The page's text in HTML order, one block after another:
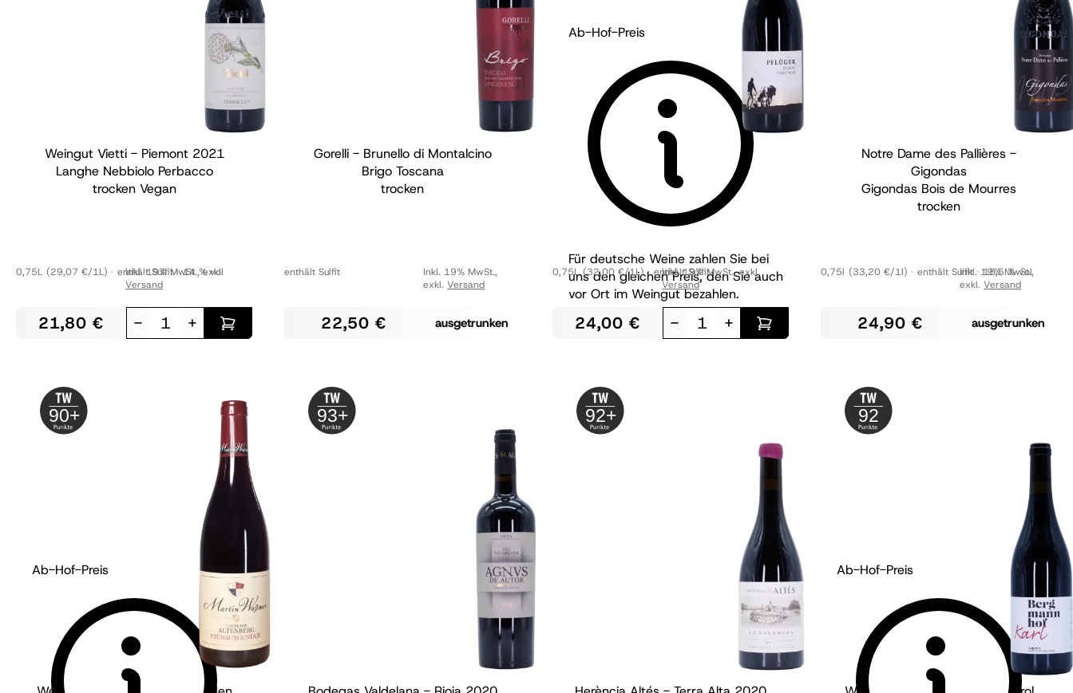
Weingut Vietti - Piemont 2021
Langhe Nebbiolo Perbacco
trocken Vegan
0,75L (29,07 €/1L) enthält Sulfit 14 % vol
21,80 €
Inkl. 19% MwSt.,exkl.
Versand
- +
Gorelli - Brunello di Montalcino
Brigo Toscana
trocken
enthält Sulfit
22,50 €
Inkl. 19% MwSt.,
exkl. Versand
ausgetrunken
Pflüger Pinot Noir Ölberg
trocken
Ab-Hof-Preis
Für deutsche Weine zahlen Sie bei
uns den gleichen Preis, den Sie auch
vor Ort im Weingut bezahlen.
0,75L (32,00 €/1L) enthält Sulfit
24,00 €
Inkl. 19% MwSt.,exkl.
Versand
- +
Notre Dame des Pallières -
Gigondas
Gigondas Bois de Mourres
trocken
0,75l (33,20 €/1l) enthält Sulfit 15,5 % vol
24,90 €
Inkl. 19% MwSt.,
exkl. Versand
ausgetrunken
90+
Ab-Hof-Preis
93+ 92+ 92
Ab-Hof-Preis